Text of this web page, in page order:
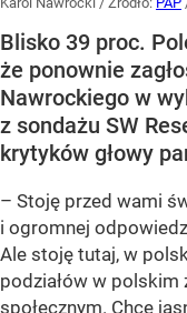
Blisko 39 proc.
że ponownie
Nawrockiego w
z sondażu SW
krytyków głowy
– Stoję przed wami
i ogromnej
Ale stoję tutaj, w
podziałów w
społecznym. Chcę